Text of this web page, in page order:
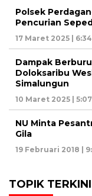
Polsek
Pencurian
17 Maret 2025 |
Dampak
Doloksaribu
Simalungun
10 Maret 2025 |
NU Minta
Gila
19 Februari 2018 |
TOPIK TERKINI